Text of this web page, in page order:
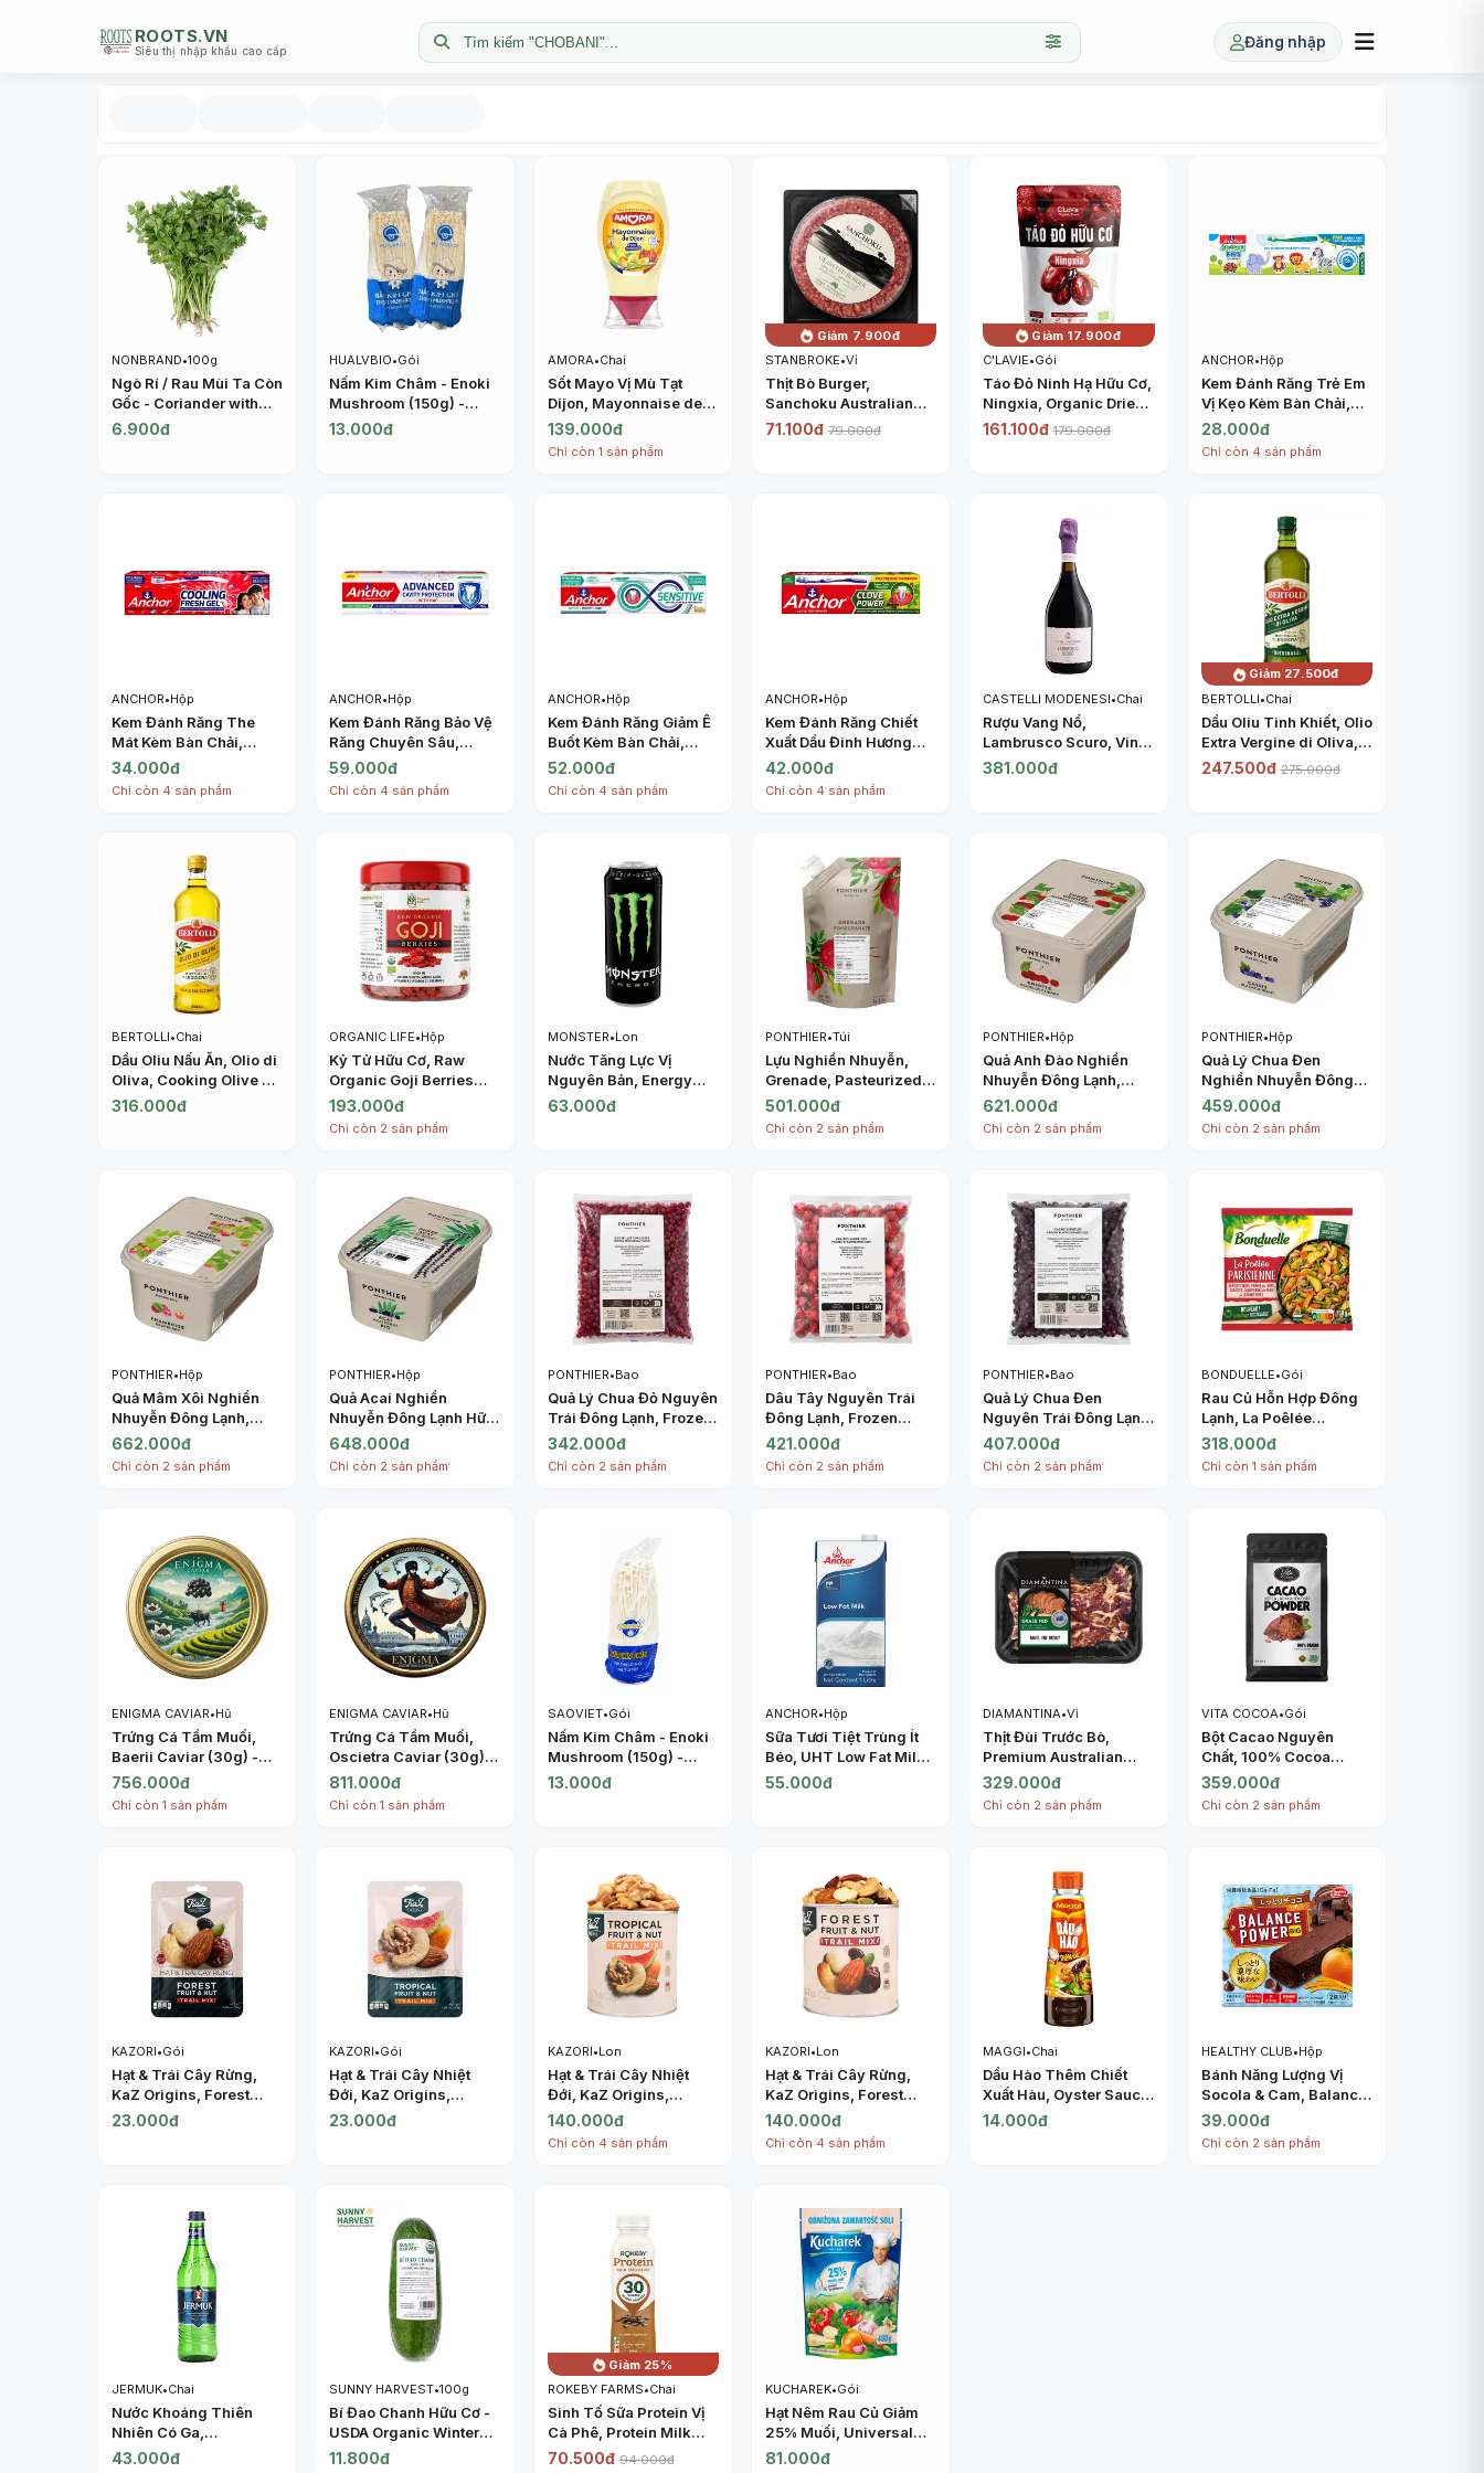
ROOTS.VN
Siêu thị nhập khẩu cao cấp
Tìm kiếm "CHOBANI"... Đăng nhập
NONBRAND•100g
Ngò Rí / Rau Mùi Ta Còn
Gốc - Coriander with
Roots - NONBRAND
6.900đ
HUALVBIO•Gói
Nấm Kim Châm - Enoki
Mushroom (150g) -
HUALVBIO
13.000đ
AMORA•Chai
Sốt Mayo Vị Mù Tạt
Dijon, Mayonnaise de
Dijon (235g) - AMORA
139.000đ
Chỉ còn 1 sản phẩm
Giảm 7.900đ
STANBROKE•Vỉ
Thịt Bò Burger,
Sanchoku Australian
Beef Artisans, Grass
71.100đ 79.000đ
Giảm 17.900đ
C'LAVIE•Gói
Táo Đỏ Ninh Hạ Hữu Cơ,
Ningxia, Organic Dried
Jujube (450g) - C'LAVIE
161.100đ 179.000đ
ANCHOR•Hộp
Kem Đánh Răng Trẻ Em
Vị Kẹo Kèm Bàn Chải,
Jungle Kids
Toothpaste, Bubble
Gum Flavor, Toothbrush
28.000đ
Chỉ còn 4 sản phẩm
ANCHOR•Hộp
Kem Đánh Răng The
Mát Kèm Bàn Chải,
Cooling Fresh Gel
Toothpaste, Toothbrush
Included (150g) -
34.000đ
Chỉ còn 4 sản phẩm
ANCHOR•Hộp
Kem Đánh Răng Bảo Vệ
Răng Chuyên Sâu,
Calcium
Hydroxyapatite
Toothpaste, Advanced
Flavour (150g) -
ANCHOR
59.000đ
Chỉ còn 4 sản phẩm
ANCHOR•Hộp
Kem Đánh Răng Giảm Ê
Buốt Kèm Bàn Chải,
Sensitive Toothpaste,
Toothbrush Included
(100g) - ANCHOR
52.000đ
Chỉ còn 4 sản phẩm
ANCHOR•Hộp
Kem Đánh Răng Chiết
Xuất Dầu Đinh Hương
Kèm Bàn Chải, Super
Clove Protection
Toothpaste, Clove
ANCHOR
42.000đ
Chỉ còn 4 sản phẩm
CASTELLI MODENESI•Chai
Rượu Vang Nổ,
Lambrusco Scuro, Vino
Frizzante Rosso
381.000đ
Giảm 27.500đ
BERTOLLI•Chai
Dầu Oliu Tinh Khiết, Olio
Extra Vergine di Oliva,
Extra Virgin Olive Oil
247.500đ 275.000đ
BERTOLLI•Chai
Dầu Oliu Nấu Ăn, Olio di
Oliva, Cooking Olive Oil
(1L) - BERTOLLI
316.000đ
ORGANIC LIFE•Hộp
Kỷ Tử Hữu Cơ, Raw
Organic Goji Berries
(180g) - ORGANIC LIFE
193.000đ
Chỉ còn 2 sản phẩm
MONSTER•Lon
Nước Tăng Lực Vị
Nguyên Bản, Energy
Drink, Original (500ml)
63.000đ
PONTHIER•Túi
Lựu Nghiền Nhuyễn,
Grenade, Pasteurized
Chilled Sugared Puree
Pomegranate (1kg) -
501.000đ
Chỉ còn 2 sản phẩm
PONTHIER•Hộp
Quả Anh Đào Nghiền
Nhuyễn Đông Lạnh,
Purée Griotte, Frozen
Sugared Morello
Cherry, 2.2 lbs (1kg) -
621.000đ
Chỉ còn 2 sản phẩm
PONTHIER•Hộp
Quả Lý Chua Đen
Nghiền Nhuyễn Đông
Lạnh, Purée Cassis,
Frozen Sugared
Blackcurrant, 2.2 lbs
459.000đ
Chỉ còn 2 sản phẩm
PONTHIER•Hộp
Quả Mâm Xôi Nghiền
Nhuyễn Đông Lạnh,
Purée Framboise,
Frozen Raspberry, 2.2
lbs (1kg) - PONTHIER
662.000đ
Chỉ còn 2 sản phẩm
PONTHIER•Hộp
Quả Acai Nghiền
Nhuyễn Đông Lạnh Hữu
Cơ, Purée Acai Bio,
Frozen Acai Berry, 2.2
lbs (1kg) - PONTHIER
648.000đ
Chỉ còn 2 sản phẩm
PONTHIER•Bao
Quả Lý Chua Đỏ Nguyên
Trái Đông Lạnh, Frozen
Redcurrants IQF, 2.2
lbs (1kg) - PONTHIER
342.000đ
Chỉ còn 2 sản phẩm
PONTHIER•Bao
Dâu Tây Nguyên Trái
Đông Lạnh, Frozen
Strawberries IQF, 2.2
lbs (1kg) - PONTHIER
421.000đ
Chỉ còn 2 sản phẩm
PONTHIER•Bao
Quả Lý Chua Đen
Nguyên Trái Đông Lạnh,
Frozen Blackcurrants
IQF, 2.2 lbs (1kg) -
407.000đ
Chỉ còn 2 sản phẩm
BONDUELLE•Gói
Rau Củ Hỗn Hợp Đông
Lạnh, La Poêlée
Parisienne (750g) -
BONDUELLE
318.000đ
Chỉ còn 1 sản phẩm
ENIGMA CAVIAR•Hũ
Trứng Cá Tầm Muối,
Baerii Caviar (30g) -
ENIGMA CAVIAR
756.000đ
Chỉ còn 1 sản phẩm
ENIGMA CAVIAR•Hũ
Trứng Cá Tầm Muối,
Oscietra Caviar (30g) -
ENIGMA CAVIAR
811.000đ
Chỉ còn 1 sản phẩm
SAOVIET•Gói
Nấm Kim Châm - Enoki
Mushroom (150g) -
SAOVIET
13.000đ
ANCHOR•Hộp
Sữa Tươi Tiệt Trùng Ít
Béo, UHT Low Fat Milk
(1L) - ANCHOR
55.000đ
DIAMANTINA•Vỉ
Thịt Đùi Trước Bò,
Premium Australian
Beef Grass Fed, Navel
End Brisket (500g) -
DIAMANTINA
329.000đ
Chỉ còn 2 sản phẩm
VITA COCOA•Gói
Bột Cacao Nguyên
Chất, 100% Cocoa
Powder, Natural
Unsweetened (500g) -
VITA COCOA
359.000đ
Chỉ còn 2 sản phẩm
KAZORI•Gói
Hạt & Trái Cây Rừng,
KaZ Origins, Forest
Fruit & Nut Trail Mix,
23.000đ
KAZORI•Gói
Hạt & Trái Cây Nhiệt
Đới, KaZ Origins,
Tropical Fruit & Nut
23.000đ
KAZORI•Lon
Hạt & Trái Cây Nhiệt
Đới, KaZ Origins,
Tropical Fruit & Nut
Trail Mix, 6.3 oz (180g)
140.000đ
Chỉ còn 4 sản phẩm
KAZORI•Lon
Hạt & Trái Cây Rừng,
KaZ Origins, Forest
Fruit & Nut Trail Mix, 6.3
oz (180g) - KAZORI
140.000đ
Chỉ còn 4 sản phẩm
MAGGI•Chai
Dầu Hào Thêm Chiết
Xuất Hàu, Oyster Sauce
(150g) - MAGGI
14.000đ
HEALTHY CLUB•Hộp
Bánh Năng Lượng Vị
Socola & Cam, Balance
Power, Moist Chocolate
& Orange Energy Bar, 2
Gói (60.8g) - HEALTHY
39.000đ
Chỉ còn 2 sản phẩm
JERMUK•Chai
Nước Khoáng Thiên
Nhiên Có Ga,
Carbonated Natural
43.000đ
SUNNY HARVEST•100g
Bí Đao Chanh Hữu Cơ -
USDA Organic Winter
Melon - SUNNY
11.800đ
Giảm 25%
ROKEBY FARMS•Chai
Sinh Tố Sữa Protein Vị
Cà Phê, Protein Milk
Smoothie, Double
70.500đ 94.000đ
KUCHAREK•Gói
Hạt Nêm Rau Củ Giảm
25% Muối, Universal
Vegetable Seasoning,
81.000đ